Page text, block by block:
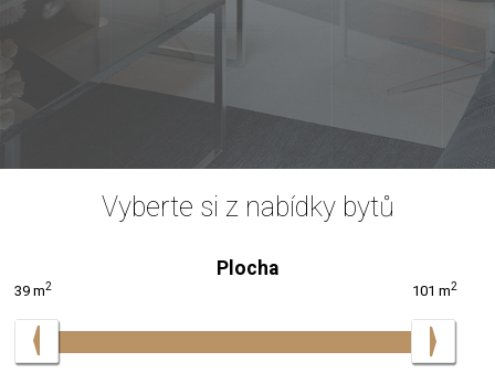
Vyberte si z nabídky bytů
Plocha
39 m2 101 m2